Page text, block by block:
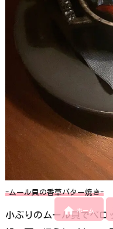
-ムール貝の香草バター焼き-
小ぶりのムール貝でペロ
 ホーム